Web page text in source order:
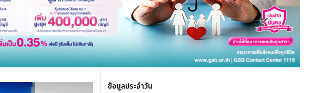
ข้อมูลประจำวัน